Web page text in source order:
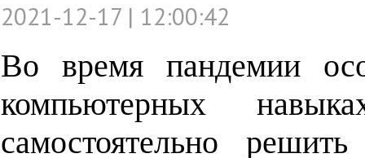
2021-12-17 | 12:00:42
Во время пандемии
компьютерных
самостоятельно